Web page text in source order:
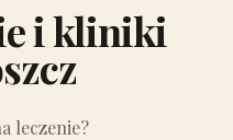
i kliniki
leczenie?